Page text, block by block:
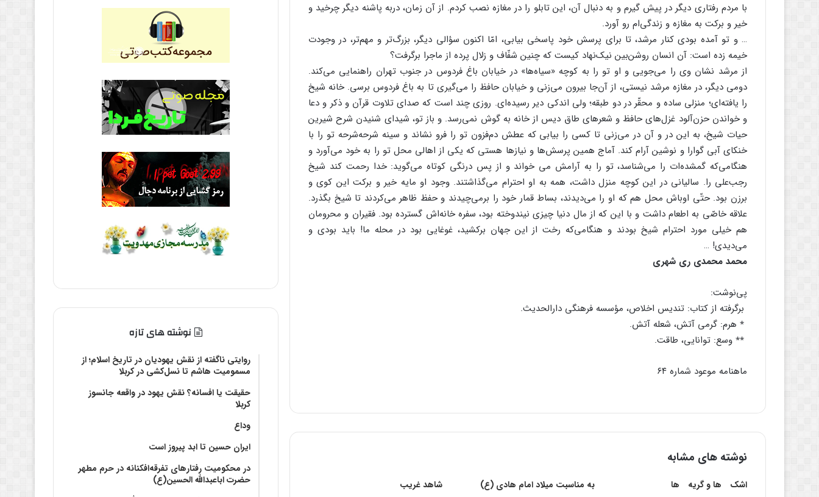
با مردم رفتاری دیگر در پیش گیرم و به دنبال آن، این تابلو را در مغازه نصب کردم. از آن زمان، دربه پاشنه دیگر چرخید و
خیر و برکت به مغازه و زندگی‌ام رو آورد.
… و تو آمده بودی کنار مرشد، تا برای پرسش خود پاسخی بیابی، امّا اکنون سؤالی دیگر، بزرگ‌تر و مهم‌تر، در وجودت
خیمه زده است: آن انسان روشن‌بین نیک‌نهاد کیست که چنین شفّاف و زلال پرده از ماجرا برگرفت؟
از مرشد نشان وی را می‌جویی و او تو را به کوچه «سیاه‌ها» در خیابان باغ فردوس در جنوب تهران راهنمایی می‌کند.
دومی دیگر، در مغازه مرشد نیستی، از آن‌جا بیرون می‌زنی و خیابان حافظ را می‌گیری تا به باغ فردوس برسی. خانه شیخ
را یافته‌ای؛ منزلی ساده و محقّر در دو طبقه؛ ولی اندکی دیر رسیده‌ای. روزی چند است که صدای تلاوت قرآن و ذکر و دعا
و خواندن حزن‌آلود غزل‌های حافظ و شعرهای طاق دیس از خانه به گوش ‌نمی‌رسد. و باز تو، شیدای شنیدن شرح شیرین
حیات شیخ، به این در و آن در می‌زنی تا کسی را بیابی که عطش دم‌فزون تو را فرو نشاند و سینه شرحه‌شرحه تو را با
خنکای آبی گوارا و نوشین آرام کند. آماج همین پرسش‌ها و نیازها هستی که یکی از اهالی محل تو را به خود می‌آورد و
هنگامی‌که گمشده‌ات را می‌شناسد، تو را به آرامش می خواند و از پس درنگی کوتاه می‌گوید: خدا رحمت کند شیخ
رجب‌علی را. سالیانی در این کوچه منزل داشت، همه به او احترام می‌گذاشتند. وجود او مایه خیر و برکت این کوی و
برزن بود. حتّی اوباش محل هم که او را می‌دیدند، بساط قمار خود را برمی‌چیدند و حفظ ظاهر می‌کردند تا شیخ بگذرد.
علاقه خاصّی به اطعام داشت و با این که از مال دنیا چیزی نیندوخته بود، سفره خانه‌اش گسترده بود. فقیران و محرومان
هم خیلی مورد احترام شیخ بودند و هنگامی‌که رخت از این جهان برکشید، غوغایی بود در محله ما! باید بودی و
می‌دیدی! …
محمد محمدی ری شهری
پی‌نوشت:
برگرفته از کتاب: تندیس اخلاص، مؤسسه فرهنگی دارالحدیث.
٭ هرم: گرمی آتش، شعله آتش.
٭٭ وسع: توانایی، طاقت.
ماهنامه موعود شماره ۶۴
نوشته های مشابه
اشک ها و گریه ها به مناسبت میلاد امام هادی (ع) شاهد غریب
نوشته های تازه
روایتی ناگفته از نقش یهودیان در تاریخ اسلام؛ از
مسمومیت هاشم تا نسل‌کشی در کربلا
حقیقت یا افسانه؟‌ نقش یهود در واقعه جانسوز
کربلا
وداع
ایران حسین تا ابد پیروز است
در محکومیت رفتارهای تفرقه‌افکنانه در حرم مطهر
حضرت اباعبدالله الحسین(ع)